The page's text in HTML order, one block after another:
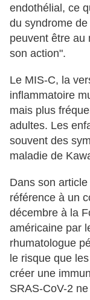
endothélial, ce
du syndrome
peuvent être au
son action".
Le MIS-C, la
inflammatoire
mais plus
adultes. Les
souvent des
maladie de
Dans son
référence à un
décembre à la
américaine par
rhumatologue
le risque que
créer une
SRAS-CoV-2